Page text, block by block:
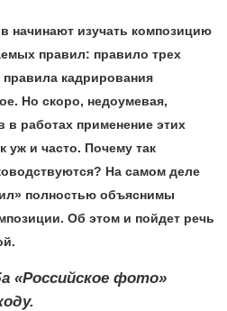
начинают изучать композицию
правил: правило трех
кадрирования
Но скоро, недоумевая,
в работах применение этих
уж и часто. Почему так
На самом деле
полностью объяснимы
Об этом и пойдет речь
«Российское фото»